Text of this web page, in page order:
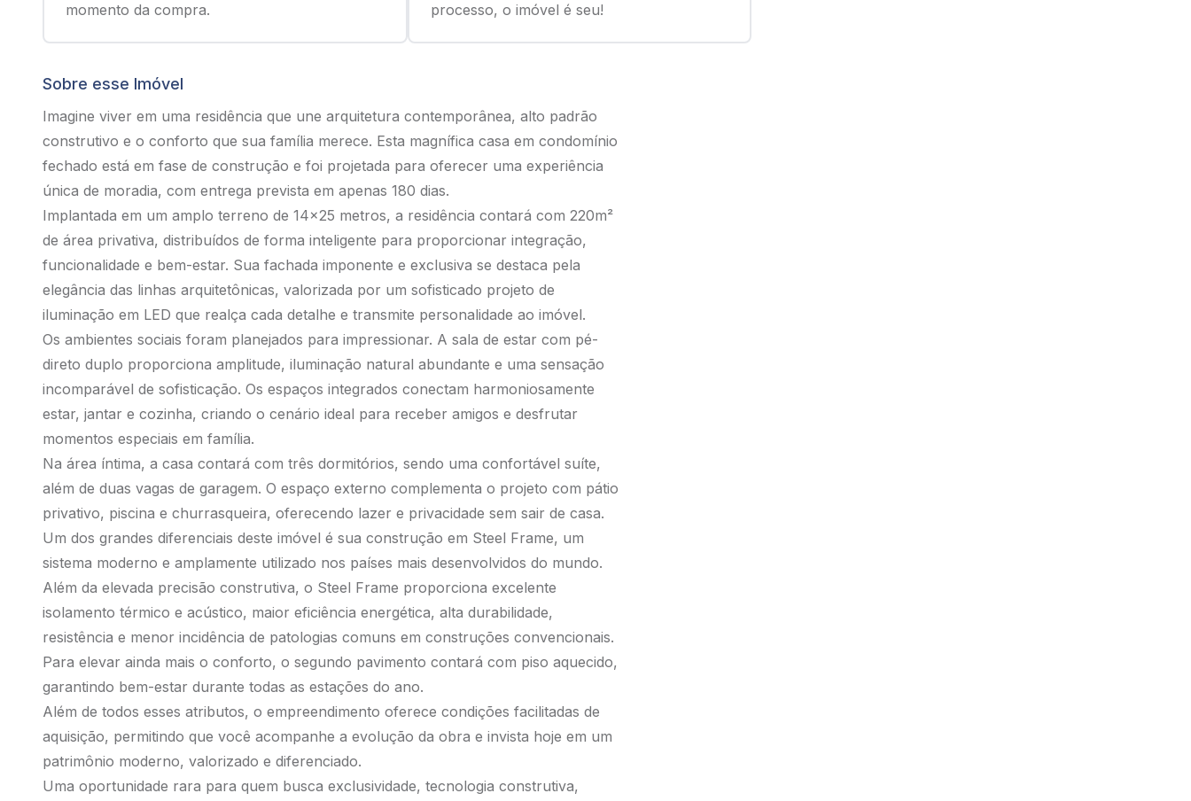
momento da compra.
processo, o imóvel é seu!
Sobre esse Imóvel
Imagine viver em uma residência que une arquitetura contemporânea, alto padrão
construtivo e o conforto que sua família merece. Esta magnífica casa em condomínio
fechado está em fase de construção e foi projetada para oferecer uma experiência
única de moradia, com entrega prevista em apenas 180 dias.
Implantada em um amplo terreno de 14x25 metros, a residência contará com 220m²
de área privativa, distribuídos de forma inteligente para proporcionar integração,
funcionalidade e bem-estar. Sua fachada imponente e exclusiva se destaca pela
elegância das linhas arquitetônicas, valorizada por um sofisticado projeto de
iluminação em LED que realça cada detalhe e transmite personalidade ao imóvel.
Os ambientes sociais foram planejados para impressionar. A sala de estar com pé-
direto duplo proporciona amplitude, iluminação natural abundante e uma sensação
incomparável de sofisticação. Os espaços integrados conectam harmoniosamente
estar, jantar e cozinha, criando o cenário ideal para receber amigos e desfrutar
momentos especiais em família.
Na área íntima, a casa contará com três dormitórios, sendo uma confortável suíte,
além de duas vagas de garagem. O espaço externo complementa o projeto com pátio
privativo, piscina e churrasqueira, oferecendo lazer e privacidade sem sair de casa.
Um dos grandes diferenciais deste imóvel é sua construção em Steel Frame, um
sistema moderno e amplamente utilizado nos países mais desenvolvidos do mundo.
Além da elevada precisão construtiva, o Steel Frame proporciona excelente
isolamento térmico e acústico, maior eficiência energética, alta durabilidade,
resistência e menor incidência de patologias comuns em construções convencionais.
Para elevar ainda mais o conforto, o segundo pavimento contará com piso aquecido,
garantindo bem-estar durante todas as estações do ano.
Além de todos esses atributos, o empreendimento oferece condições facilitadas de
aquisição, permitindo que você acompanhe a evolução da obra e invista hoje em um
patrimônio moderno, valorizado e diferenciado.
Uma oportunidade rara para quem busca exclusividade, tecnologia construtiva,